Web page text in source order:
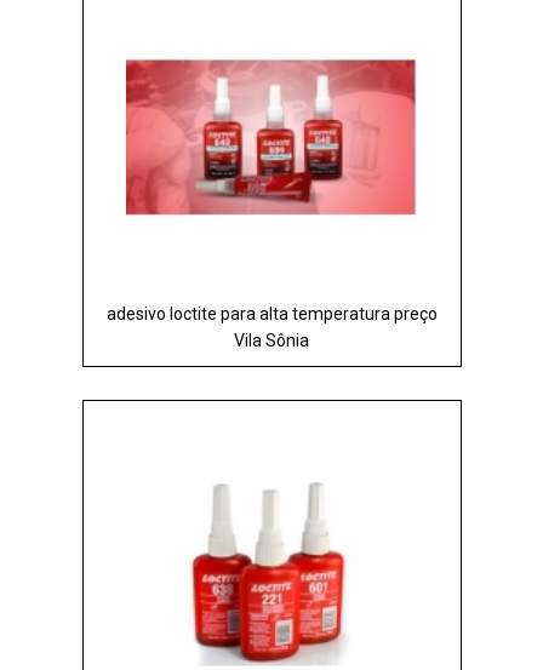
adesivo loctite para alta temperatura preço
Vila Sônia